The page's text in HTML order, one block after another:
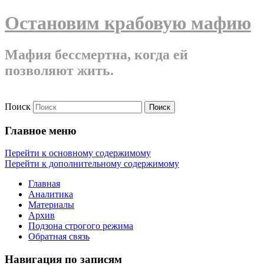
Остановим крабовую мафию
Мафия бессмертна, когда ей
позволяют жить.
Поиск
Главное меню
Перейти к основному содержимому
Перейти к дополнительному содержимому
Главная
Аналитика
Материалы
Архив
Подзона строгого режима
Обратная связь
Навигация по записям